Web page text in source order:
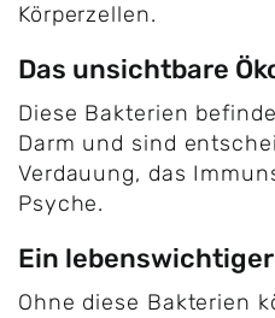
Körperzellen.
Das unsichtbare
Diese Bakterien
Darm und sind
Verdauung, das
Psyche.
Ein
Ohne diese Bakterien